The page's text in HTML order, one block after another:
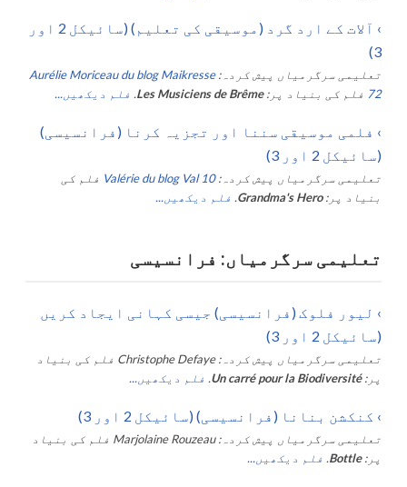
›
آلات کے ارد گرد (موسیقی کی تعلیم) (سائیکل 2 اور
3)
تعلیمی سرگرمیاں پیش کردہ: Aurélie Moriceau du blog Maikresse
72 فلم کی بنیاد پر: Les Musiciens de Brême
. فلم دیکھیں...
› فلمی موسیقی سننا اور تجزیہ کرنا (فرانسیسی)
(سائیکل 2 اور 3)
تعلیمی سرگرمیاں پیش کردہ: Valérie du blog Val 10 فلم کی
بنیاد پر: Grandma's Hero
. فلم دیکھیں...
تعلیمی سرگرمیاں: فرانسیسی
› لیور فلوک (فرانسیسی) جیسی کہانی ایجاد کریں
(سائیکل 2 اور 3)
تعلیمی سرگرمیاں پیش کردہ: Christophe Defaye فلم کی بنیاد
پر: Un carré pour la Biodiversité
. فلم دیکھیں...
› کنکشن بنانا (فرانسیسی) (سائیکل 2 اور 3)
تعلیمی سرگرمیاں پیش کردہ: Marjolaine Rouzeau فلم کی بنیاد
پر: Bottle
. فلم دیکھیں...